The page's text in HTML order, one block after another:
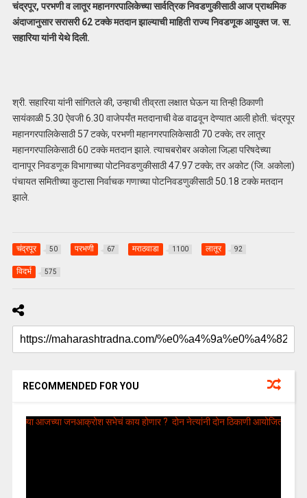
चंद्रपूर, परभणी व लातूर महानगरपालिकेच्या सार्वत्रिक निवडणुकीसाठी आज प्राथमिक
अंदाजानुसार सरासरी 62 टक्के मतदान झाल्याची माहिती राज्य निवडणूक आयुक्त ज. स.
सहारिया यांनी येथे दिली.
श्री. सहारिया यांनी सांगितले की, उन्हाची तीव्रता लक्षात घेऊन या तिन्ही ठिकाणी
सायंकाळी 5.30 ऐवजी 6.30 वाजेपर्यंत मतदानाची वेळ वाढवून देण्यात आली होती. चंद्रपूर
महानगरपालिकेसाठी 57 टक्के, परभणी महानगरपालिकेसाठी 70 टक्के; तर लातूर
महानगरपालिकेसाठी 60 टक्के मतदान झाले. त्याचबरोबर अकोला जिल्हा परिषदेच्या
दानापूर निवडणूक विभागाच्या पोटनिवडणुकीसाठी 47.97 टक्के; तर अकोट (जि. अकोला)
पंचायत समितीच्या कुटासा निर्वाचक गणाच्या पोटनिवडणुकीसाठी 50.18 टक्के मतदान
झाले.
चंद्रपूर 50 परभणी 67 मराठवाडा 1100 लातूर 92
विदर्भ 575
RECOMMENDED FOR YOU